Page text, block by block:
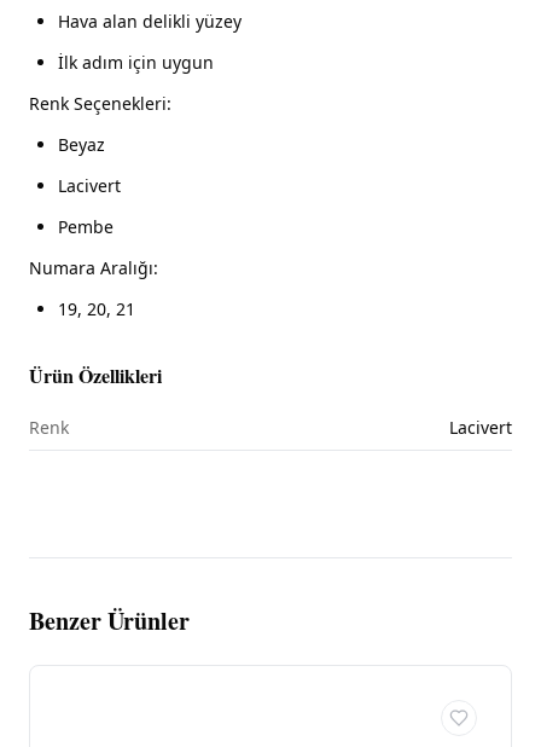
Hava alan delikli yüzey
İlk adım için uygun
Renk Seçenekleri:
Beyaz
Lacivert
Pembe
Numara Aralığı:
19, 20, 21
Ürün Özellikleri
Renk Lacivert
Benzer Ürünler